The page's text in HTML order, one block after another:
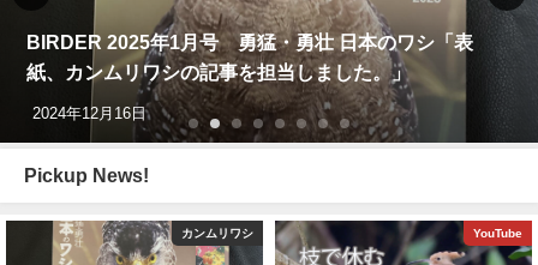
BIRDER 2025年1月号 勇猛・勇壮 日本のワシ「表
紙、カンムリワシの記事を担当しました。」
2024年12月16日
Pickup News!
カンムリワシ YouTube